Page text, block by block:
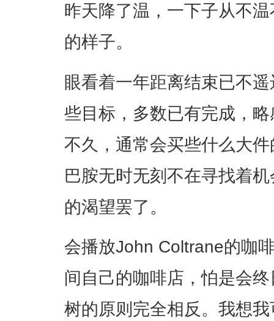
昨天降了温，一下子从不
的样子。
眼看着一年距离结束已不
些目标，多数已有完成，
不久，通常会买些什么大
巴胺无时无刻不在寻找着
的渴望罢了。
会播放John Coltrane的咖
间自己的咖啡店，怕是会
树的原则完全相反。我想